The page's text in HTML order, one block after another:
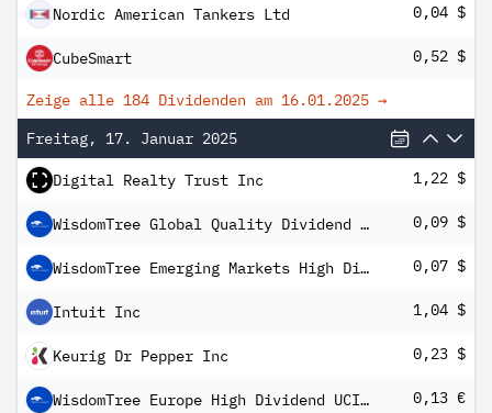
Nordic American Tankers Ltd 0,04 $
CubeSmart 0,52 $
Zeige alle 184 Dividenden am 16.01.2025 →
Freitag, 17. Januar 2025
Digital Realty Trust Inc 1,22 $
WisdomTree Global Quality Dividend Growth UCITS ETF 0,09 $
WisdomTree Emerging Markets High Dividend UCITS ETF 0,07 $
Intuit Inc 1,04 $
Keurig Dr Pepper Inc 0,23 $
WisdomTree Europe High Dividend UCITS ETF 0,13 €